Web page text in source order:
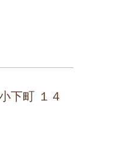
下町 １４